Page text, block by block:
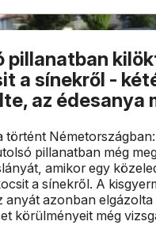
pillanatban
a sínekről -
az édesanya
történt
pillanatban még
amikor egy
a sínekről. A
anyát azonban elgázolta
körülményeit még